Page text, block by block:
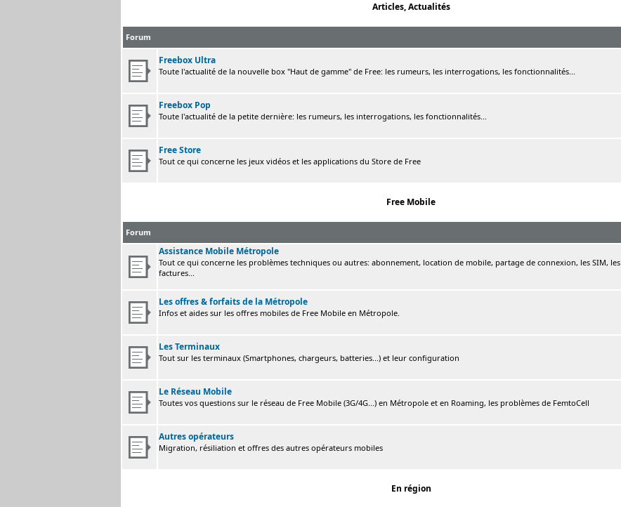
Articles, Actualités
Forum
Freebox Ultra
Toute l'actualité de la nouvelle box "Haut de gamme" de Free: les rumeurs, les interrogations, les fonctionnalités...
Freebox Pop
Toute l'actualité de la petite dernière: les rumeurs, les interrogations, les fonctionnalités...
Free Store
Tout ce qui concerne les jeux vidéos et les applications du Store de Free
Free Mobile
Forum
Assistance Mobile Métropole
Tout ce qui concerne les problèmes techniques ou autres: abonnement, location de mobile, partage de connexion, les SIM, les
factures...
Les offres & forfaits de la Métropole
Infos et aides sur les offres mobiles de Free Mobile en Métropole.
Les Terminaux
Tout sur les terminaux (Smartphones, chargeurs, batteries...) et leur configuration
Le Réseau Mobile
Toutes vos questions sur le réseau de Free Mobile (3G/4G...) en Métropole et en Roaming, les problèmes de FemtoCell
Autres opérateurs
Migration, résiliation et offres des autres opérateurs mobiles
En région